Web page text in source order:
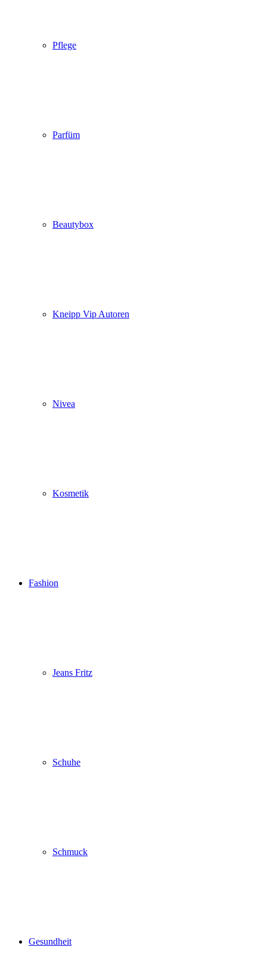
Pflege
Parfüm
Beautybox
Kneipp Vip Autoren
Nivea
Kosmetik
Fashion
Jeans Fritz
Schuhe
Schmuck
Gesundheit